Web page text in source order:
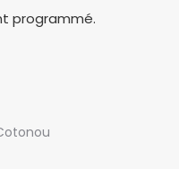
programmé.